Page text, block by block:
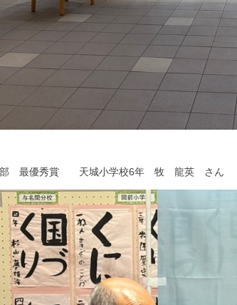
部 最優秀賞 天城小学校6年 牧 龍英 さん